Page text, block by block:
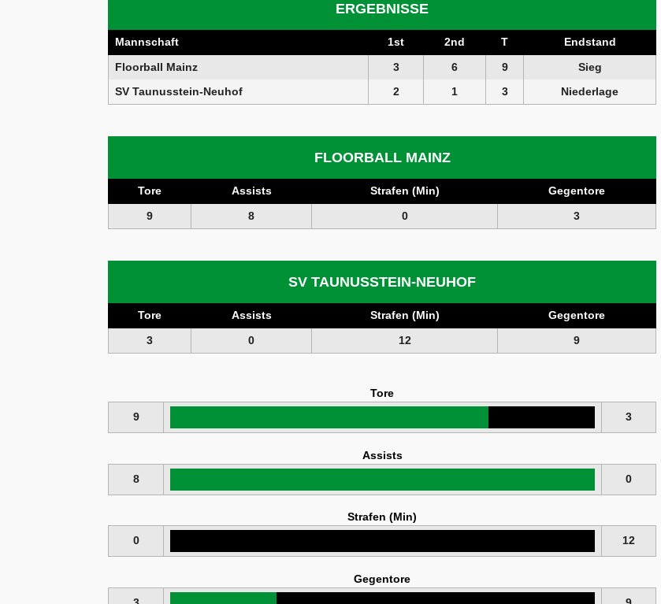
ERGEBNISSE
Mannschaft 1st 2nd T
Endstand
Floorball Mainz
3 6 9
Sieg
SV Taunusstein-Neuhof
2 1 3 Niederlage
FLOORBALL MAINZ
Tore Assists Strafen (Min)
Gegentore
9
8 0 3
SV TAUNUSSTEIN-NEUHOF
Tore Assists Strafen (Min)
Gegentore
3
0 12 9
Tore
9
3
Assists
8
0
Strafen (Min)
0
12
Gegentore